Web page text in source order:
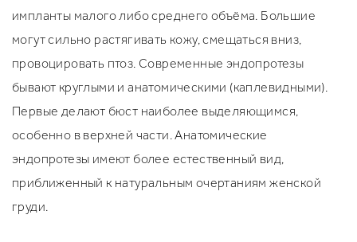
импланты малого либо среднего объёма. Большие
могут сильно растягивать кожу, смещаться вниз,
провоцировать птоз. Современные эндопротезы
бывают круглыми и анатомическими (каплевидными).
Первые делают бюст наиболее выделяющимся,
особенно в верхней части. Анатомические
эндопротезы имеют более естественный вид,
приближенный к натуральным очертаниям женской
груди.